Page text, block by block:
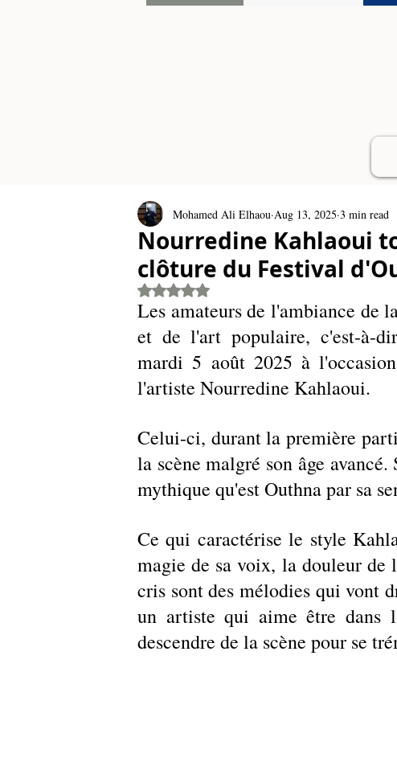
Nourredine Kahlaoui
clôture du Festival
Mohamed Ali Elhaou Aug 13, 2025 3 min read
Rated NaN out of 5 stars.
Les amateurs de l'ambiance de
et de l'art populaire, c'est-à-
mardi 5 août 2025 à
l'artiste Nourredine Kahlaoui.
Celui-ci, durant la première
la scène malgré son âge
mythique qu'est Outhna par sa
Ce qui caractérise le style
magie de sa voix, la douleur de
cris sont des mélodies qui vont
un artiste qui aime être dans
descendre de la scène pour se